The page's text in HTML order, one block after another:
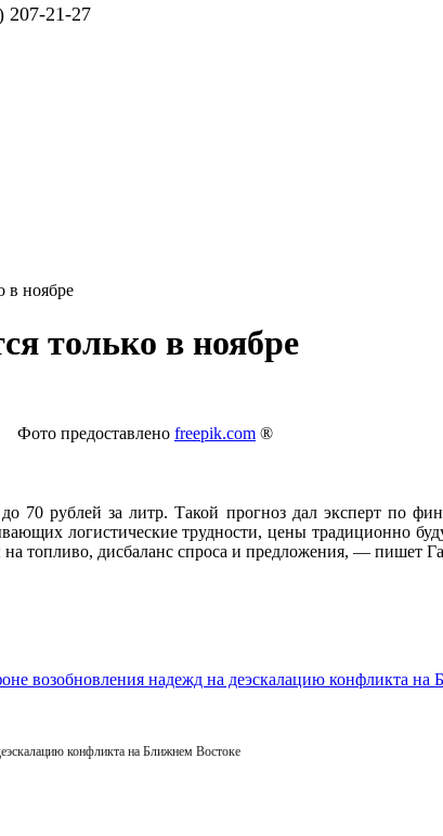
207-21-27
в ноябре
только в ноябре
Фото предоставлено freepik.com ®
рублей за литр. Такой прогноз дал эксперт по
логистические трудности, цены традиционно
топливо, дисбаланс спроса и предложения, — пишет
конфликта на Ближнем Востоке